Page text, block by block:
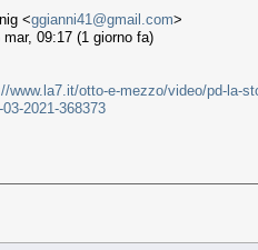
<ggianni41@gmail.com>
mar, 09:17 (1 giorno fa)
www.la7.it/otto-e-mezzo/video/pd-la-
03-2021-368373